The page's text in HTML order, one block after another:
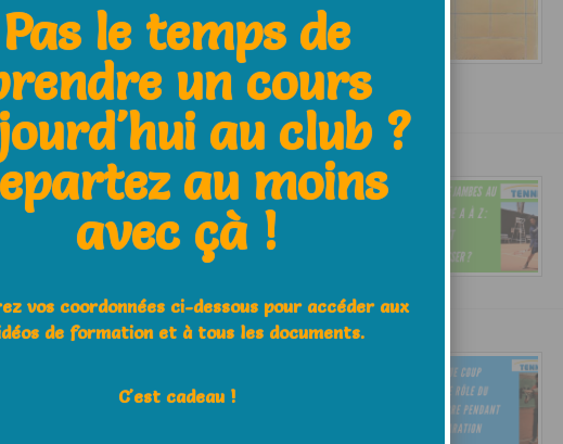
une seconde vie à son vieux
tennis!
le guide technique, de la vidéo
de Noël
handisport dans le club de tennis
Next Post
Pas le temps de
un cours
au club ?
au moins
avec çà !
vos coordonnées ci-dessous pour accéder aux
de formation et à tous les documents.
C'est cadeau !